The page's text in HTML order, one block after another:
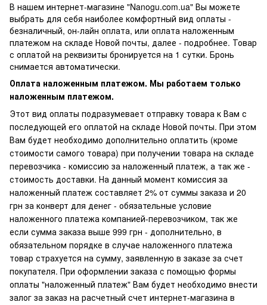
В нашем интернет-магазине "Nanogu.com.ua" Вы можете
выбрать для себя наиболее комфортный вид оплаты -
безналичный, он-лайн оплата, или оплата наложенным
платежом на складе Новой почты, далее - подробнее. Товар
с оплатой на реквизиты бронируется на 1 сутки. Бронь
снимается автоматически.
Оплата наложенным платежом. Мы работаем только
наложенным платежом.
Этот вид оплаты подразумевает отправку товара к Вам с
последующей его оплатой на складе Новой почты. При этом
Вам будет необходимо дополнительно оплатить (кроме
стоимости самого товара) при получении товара на складе
перевозчика - комиссию за наложенный платеж, а так же -
стоимость доставки. На данный момент комиссия за
наложенный платеж составляет 2% от суммы заказа и 20
грн за конверт для денег - обязательные условие
наложенного платежа компанией-перевозчиком, так же
если сумма заказа выше 999 грн - дополнительно, в
обязательном порядке в случае наложенного платежа
товар страхуется на сумму, заявленную в заказе за счет
покупателя. При оформлении заказа с помощью формы
оплаты "наложенный платеж" Вам будет необходимо внести
залог за заказ на расчетный счет интернет-магазина в